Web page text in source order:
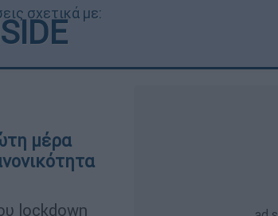
σχετικά με:
μέρα
lockdown